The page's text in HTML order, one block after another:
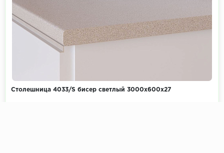
Столешница 4033/S бисер светлый 3000х600х27